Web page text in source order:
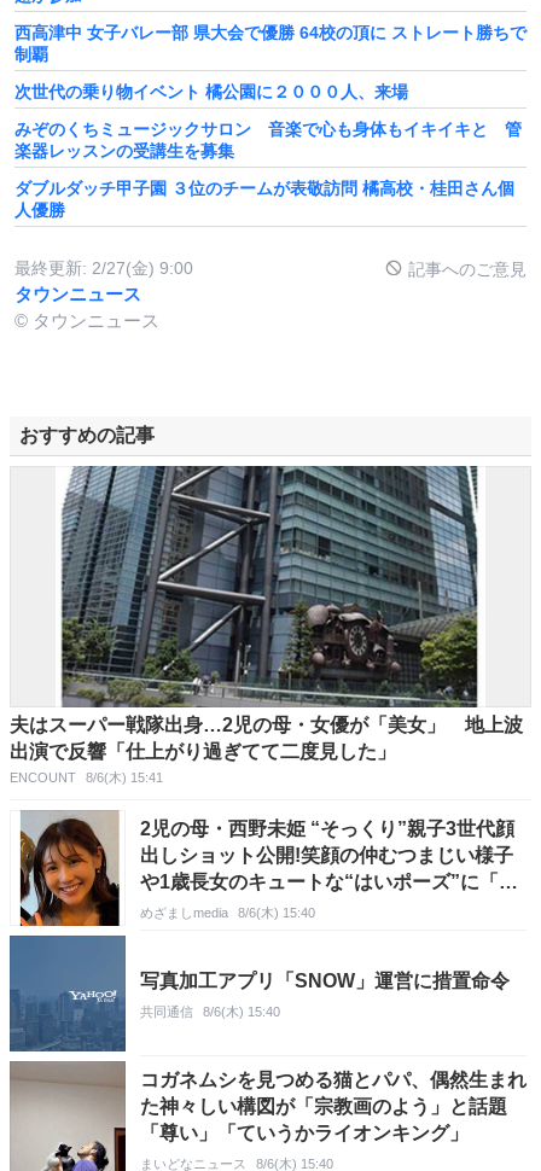
西高津中 女子バレー部 県大会で優勝 64校の頂に ストレート勝ちで
制覇
次世代の乗り物イベント 橘公園に２０００人、来場
みぞのくちミュージックサロン 音楽で心も身体もイキイキと 管
楽器レッスンの受講生を募集
ダブルダッチ甲子園 ３位のチームが表敬訪問 橘高校・桂田さん個
人優勝
最終更新: 2/27(金) 9:00 記事へのご意見
タウンニュース
© タウンニュース
おすすめの記事
夫はスーパー戦隊出身…2児の母・女優が「美女」 地上波
出演で反響「仕上がり過ぎてて二度見した」
ENCOUNT 8/6(木) 15:41
2児の母・西野未姫 “そっくり”親子3世代顔
出しショット公開!笑顔の仲むつまじい様子
や1歳長女のキュートな“はいポーズ”に「素
敵な家族」
めざましmedia 8/6(木) 15:40
写真加工アプリ「SNOW」運営に措置命令
共同通信 8/6(木) 15:40
コガネムシを見つめる猫とパパ、偶然生まれ
た神々しい構図が「宗教画のよう」と話題
「尊い」「ていうかライオンキング」
まいどなニュース 8/6(木) 15:40